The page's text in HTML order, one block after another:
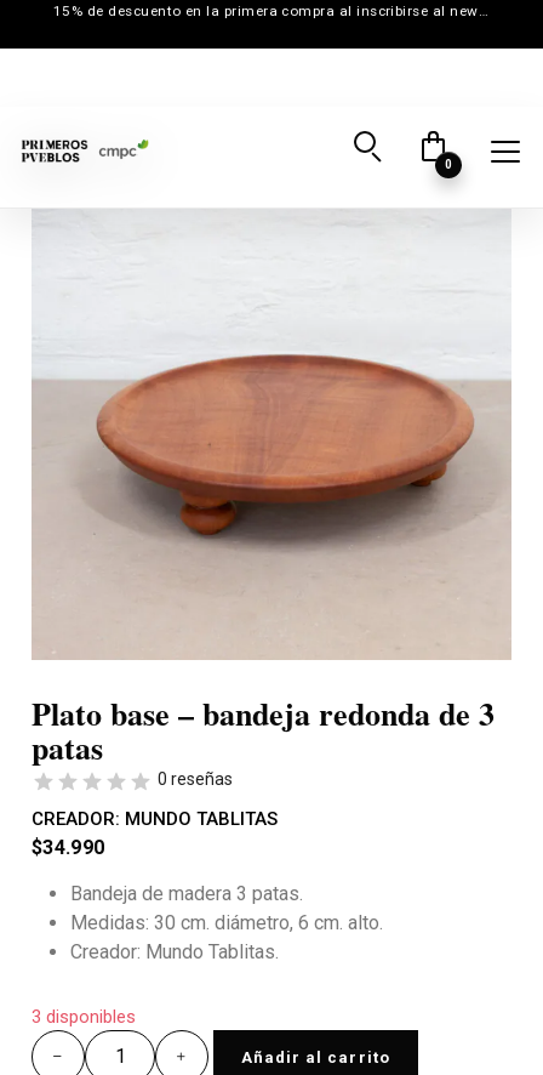
15% de descuento en la primera compra al inscribirse al newsletter
0
Plato base – bandeja redonda de 3
patas
0 reseñas
CREADOR: MUNDO TABLITAS
$34.990
Bandeja de madera 3 patas.
Medidas: 30 cm. diámetro, 6 cm. alto.
Creador: Mundo Tablitas.
3 disponibles
Añadir al carrito